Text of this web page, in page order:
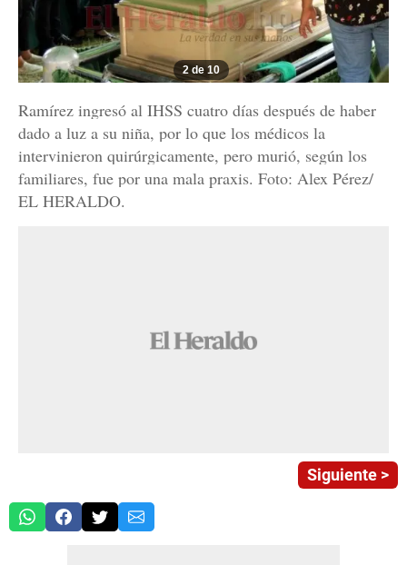
2 de 10
Ramírez ingresó al IHSS cuatro días después de haber
dado a luz a su niña, por lo que los médicos la
intervinieron quirúrgicamente, pero murió, según los
familiares, fue por una mala praxis. Foto: Alex Pérez/
EL HERALDO.
Siguiente >